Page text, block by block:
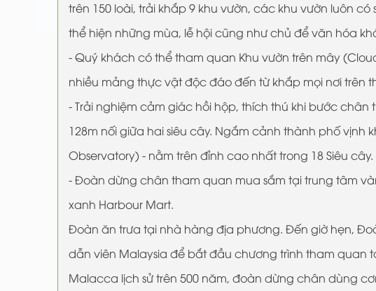
trên 150 loài, trải khắp 9 khu vườn, các khu vườn luôn
thể hiện những mùa, lễ hội cũng như chủ để văn hóa
- Quý khách có thể tham quan Khu vườn trên mây
nhiều mảng thực vật độc đáo đến từ khắp mọi nơi trên
- Trải nghiệm cảm giác hồi hộp, thích thú khi bước
128m nối giữa hai siêu cây. Ngắm cảnh thành phố vịnh
Observatory) - nằm trên đỉnh cao nhất trong 18 Siêu
- Đoàn dừng chân tham quan mua sắm tại trung tâm
xanh Harbour Mart.
Đoàn ăn trưa tại nhà hàng địa phương. Đến giờ hẹn,
dẫn viên Malaysia để bắt đầu chương trình tham quan
Malacca lịch sử trên 500 năm, đoàn dừng chân dùng